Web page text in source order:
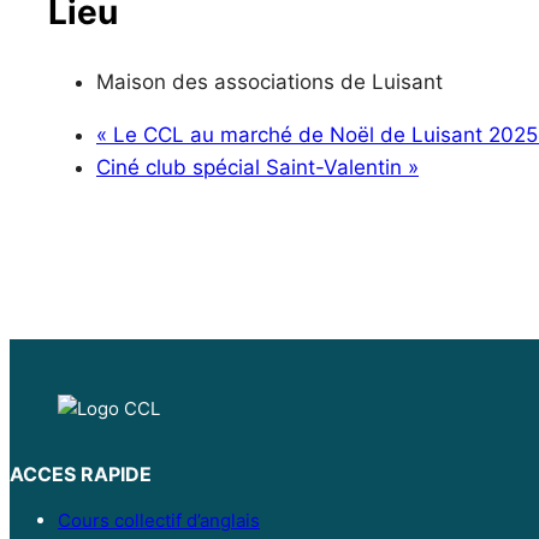
Lieu
Maison des associations de Luisant
« Le CCL au marché de Noël de Luisant
Ciné club spécial Saint-Valentin »
ACCES RAPIDE
Cours collectif d’anglais